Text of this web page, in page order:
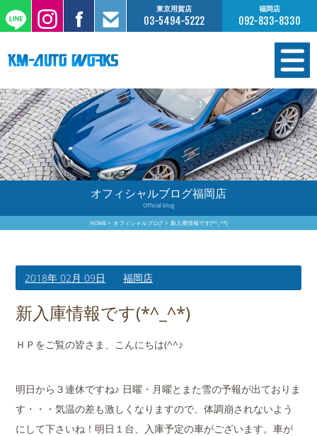
東京用賀店
03-5494-5222
福岡店
092-833-8330
在庫情報
オーダー販売
工場サービス
保証について
買取査定のご案内
店舗案内
会社概要
オフィシャルブログ福岡店
Official blog
HOME オフィシャルブログ 新入庫情報です(*^_^*)
2018年 02月 09日 福岡店
新入庫情報です(*^_^*)
ＨＰをご覧の皆さま、こんにちは(^^♪
明日から３連休ですね♪ 日曜・月曜とまた雪の予報が出ておりま
す・・・気温の差も激しくなりますので、体調崩されないよう
にして下さいね！明日１台、入庫予定の車がございます。車が